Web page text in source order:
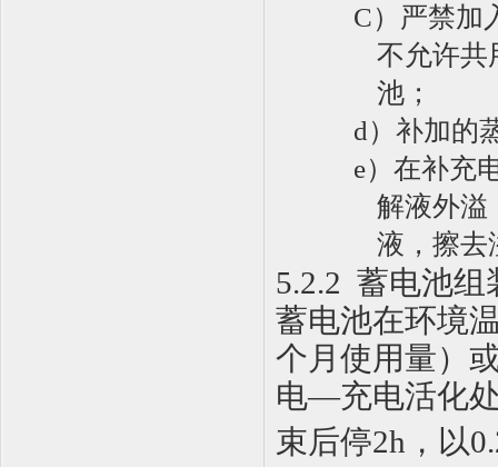
C）严禁加
不允许共
池；
d）补加的
e）在补充
解液外溢
液，擦去
5.2.2 蓄电池组
蓄电池在环境
个月使用量）
电—充电活化
束后停2h ，以